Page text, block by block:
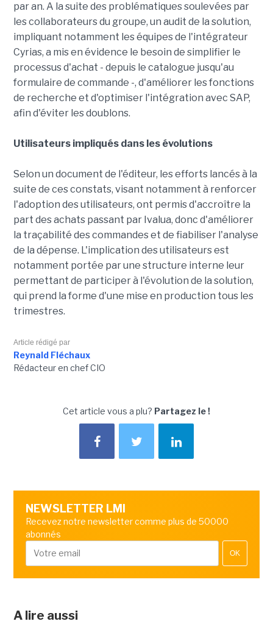
par an. A la suite des problématiques soulevées par
les collaborateurs du groupe, un audit de la solution,
impliquant notamment les équipes de l'intégrateur
Cyrias, a mis en évidence le besoin de simplifier le
processus d'achat - depuis le catalogue jusqu'au
formulaire de commande -, d'améliorer les fonctions
de recherche et d'optimiser l'intégration avec SAP,
afin d'éviter les doublons.
Utilisateurs impliqués dans les évolutions
Selon un document de l'éditeur, les efforts lancés à la
suite de ces constats, visant notamment à renforcer
l'adoption des utilisateurs, ont permis d'accroître la
part des achats passant par Ivalua, donc d'améliorer
la traçabilité des commandes et de fiabiliser l'analyse
de la dépense. L'implication des utilisateurs est
notamment portée par une structure interne leur
permettant de participer à l'évolution de la solution,
qui prend la forme d'une mise en production tous les
trimestres.
Article rédigé par
Reynald Fléchaux
Rédacteur en chef CIO
Cet article vous a plu? Partagez le !
NEWSLETTER LMI
Recevez notre newsletter comme plus de 50000
abonnés
OK
A lire aussi